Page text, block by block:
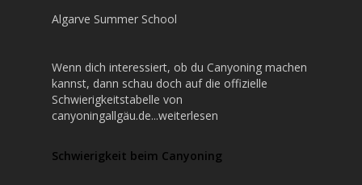
Algarve Summer School
Wenn dich interessiert, ob du Canyoning machen
kannst, dann schau doch auf die offizielle
Schwierigkeitstabelle von
canyoningallgäu.de...weiterlesen
Schwierigkeit beim Canyoning